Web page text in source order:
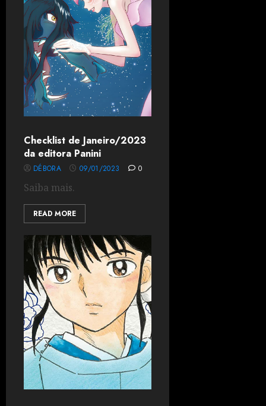
Checklist de Janeiro/2023
da editora Panini
DÉBORA 09/01/2023 0
Saiba mais.
READ MORE